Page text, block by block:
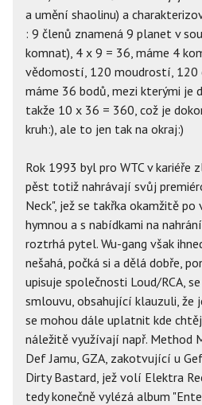
a umění shaolinu) a
: 9 členů znamená 9 planet v
komnat), 4 x 9 = 36, máme 4
vědomostí, 120 moudrostí, 120
máme 36 bodů, mezi kterými je
takže 10 x 36 = 360, což je
kruh:), ale to jen tak na okraj:)
Rok 1993 byl pro WTC v kariéře
pěst totiž nahrávají svůj
Neck", jež se takřka okamžitě
hymnou a s nabídkami na
roztrhá pytel. Wu-gang však
nešahá, počká si a dělá dobře,
upisuje společnosti Loud/RCA,
smlouvu, obsahující klauzuli, že
se mohou dále uplatnit kde
náležitě využívají např. Method
Def Jamu, GZA, zakotvující u
Dirty Bastard, jež volí Elektra
tedy konečně vylézá album